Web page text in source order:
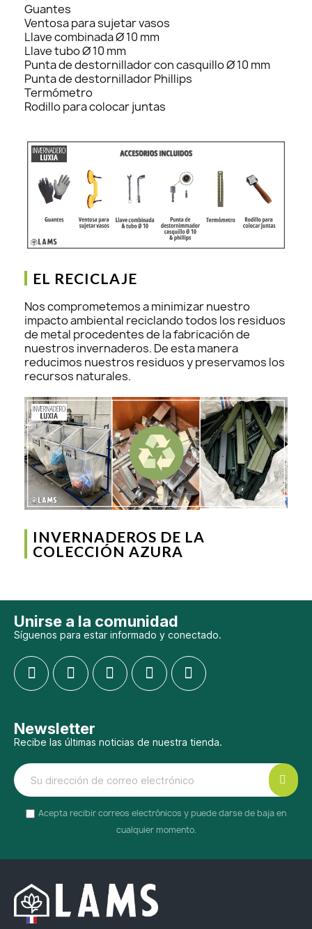
Guantes
Ventosa para sujetar vasos
Llave combinada Ø 10 mm
Llave tubo Ø 10 mm
Punta de destornillador con casquillo Ø 10 mm
Punta de destornillador Phillips
Termómetro
Rodillo para colocar juntas
EL RECICLAJE
Nos comprometemos a minimizar nuestro
impacto ambiental reciclando todos los residuos
de metal procedentes de la fabricación de
nuestros invernaderos. De esta manera
reducimos nuestros residuos y preservamos los
recursos naturales.
INVERNADEROS DE LA
COLECCIÓN AZURA
Unirse a la comunidad
Síguenos para estar informado y conectado.
Newsletter
Recibe las últimas noticias de nuestra tienda.
Acepta recibir correos electrónicos y puede darse de baja en
cualquier momento.